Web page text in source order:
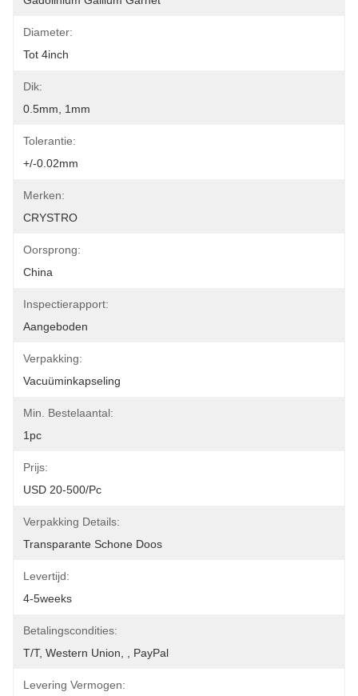
Diameter:
Tot 4inch
Dik:
0.5mm, 1mm
Tolerantie:
+/-0.02mm
Merken:
CRYSTRO
Oorsprong:
China
Inspectierapport:
Aangeboden
Verpakking:
Vacuüminkapseling
Min. Bestelaantal:
1pc
Prijs:
USD 20-500/pc
Verpakking Details:
Transparante Schone Doos
Levertijd:
4-5weeks
Betalingscondities:
T/T, Western Union, , PayPal
Levering Vermogen: